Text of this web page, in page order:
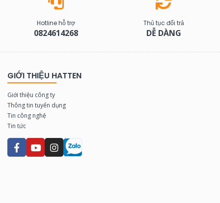
Hotline hỗ trợ
0824614268
Thủ tục đổi trả
DỄ DÀNG
GIỚI THIỆU HATTEN
Giới thiệu công ty
Thông tin tuyển dụng
Tin công nghệ
Tin tức